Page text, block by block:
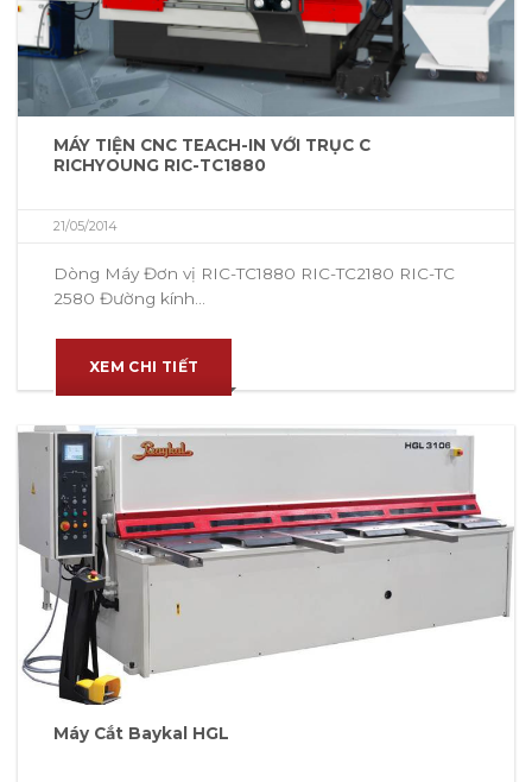
MÁY TIỆN CNC TEACH-IN VỚI TRỤC C
RICHYOUNG RIC-TC1880
21/05/2014
Dòng Máy Đơn vị RIC-TC1880 RIC-TC2180 RIC-TC
2580 Đường kính...
XEM CHI TIẾT
Máy Cắt Baykal HGL